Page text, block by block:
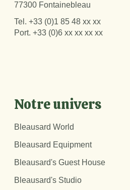
77300 Fontainebleau
Tel. +33 (0)1 85 48 xx xx
Port. +33 (0)6 xx xx xx xx
Notre univers
Bleausard World
Bleausard Equipment
Bleausard's Guest House
Bleausard's Studio